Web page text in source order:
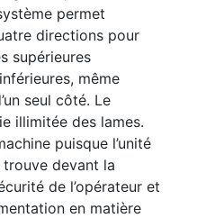
permet
directions pour
supérieures
même
seul côté. Le
illimitée des lames.
puisque l’unité
trouve devant la
de l’opérateur et
en matière